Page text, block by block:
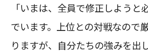
「いまは、全員で修正しようと
でいます。上位との対戦なので
りますが、自分たちの強みを出